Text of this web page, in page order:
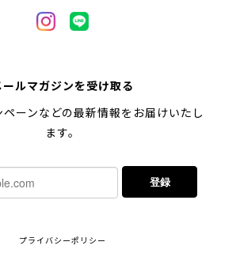
05/04
【 柴犬 毛色3色】マグカップ お家用 プレゼント コーギーブラザーズ 犬 うちの子
02/10
対応でありがとうございました。 プ
ールマガジンを受け取る
ーンなどの最新情報をお届けいたし
ます。
登録
プライバシーポリシー